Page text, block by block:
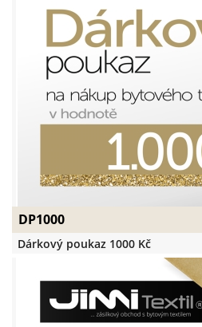
DP1000
Dárkový poukaz 1000 Kč